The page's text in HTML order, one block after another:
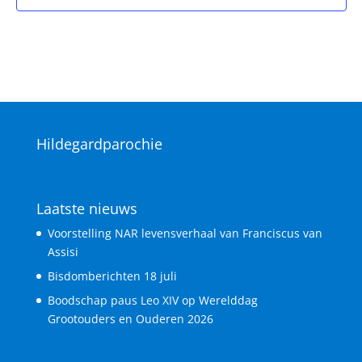
Hildegardparochie
Laatste nieuws
Voorstelling NAR levensverhaal van Franciscus van
Assisi
Bisdomberichten 18 juli
Boodschap paus Leo XIV op Werelddag
Grootouders en Ouderen 2026